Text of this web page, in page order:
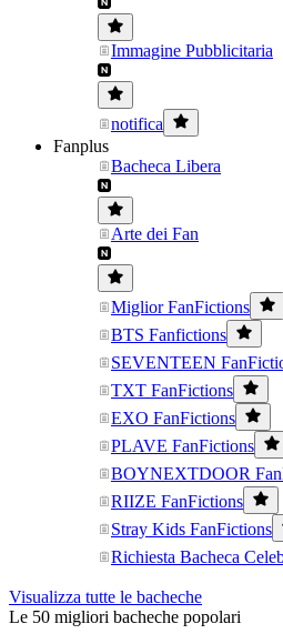
Immagine Pubblicitaria
notifica
Fanplus
Bacheca Libera
Arte dei Fan
Miglior FanFictions
BTS Fanfictions
SEVENTEEN
TXT FanFictions
EXO FanFictions
PLAVE FanFictions
BOYNEXTDOOR
RIIZE FanFictions
Stray Kids FanFictions
Richiesta Bacheca
Visualizza tutte le bacheche
Le 50 migliori bacheche popolari